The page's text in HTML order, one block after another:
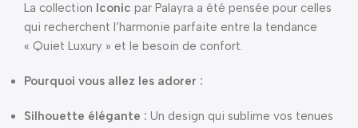
La collection Iconic par Palayra a été pensée pour celles
qui recherchent l’harmonie parfaite entre la tendance
« Quiet Luxury » et le besoin de confort.
Pourquoi vous allez les adorer :
Silhouette élégante : Un design qui sublime vos tenues